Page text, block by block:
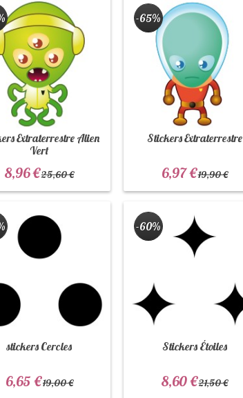
Extraterrestre Alien
Vert
8,96 €25,60 €
Stickers Extraterrestre
-65%
6,97 €19,90 €
stickers Cercles
6,65 €19,00 €
Stickers Étoiles
-60%
8,60 €21,50 €